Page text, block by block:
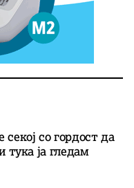
со гордост да
тука ја гледам